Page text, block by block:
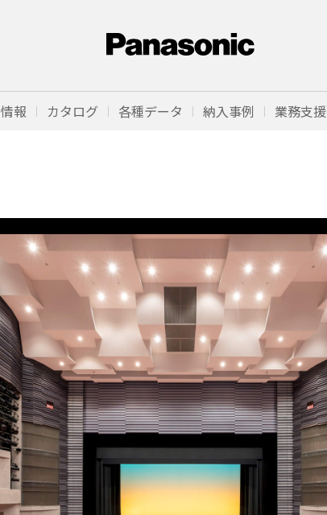
報 カタログ 各種データ 納入事例 業務支援